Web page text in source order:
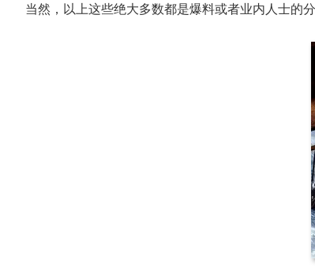
当然，以上这些绝大多数都是爆料或者业内人士的